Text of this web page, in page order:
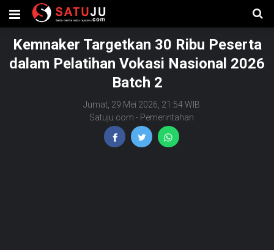
Kemnaker Targetkan 30 Ribu Peserta
dalam Pelatihan Vokasi Nasional 2026
Batch 2
Jumat, 29 Mei 2026, 21:54 WIB
Satuju.com - Pemerintahan